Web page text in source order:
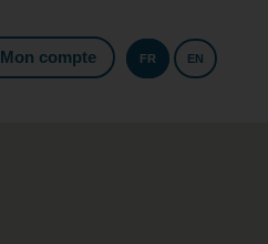
Mon compte FR EN